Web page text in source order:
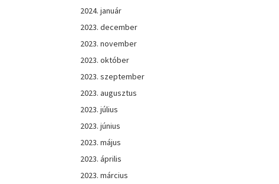
2024. január
2023. december
2023. november
2023. október
2023. szeptember
2023. augusztus
2023. július
2023. június
2023. május
2023. április
2023. március